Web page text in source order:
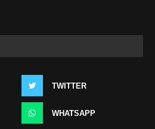
TWITTER
WHATSAPP